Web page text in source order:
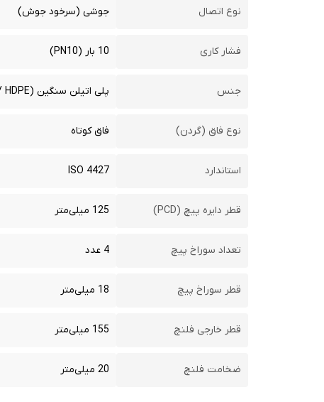
نوع اتصال جوشی (سرخود جوش)
فشار کاری 10 بار (PN10)
جنس پلی اتیلن سنگین (PE100 / HDPE)
نوع فاق (گردن) فاق کوتاه
استاندارد ISO 4427
قطر دایره پیچ (PCD) 125 میلی‌متر
تعداد سوراخ پیچ 4 عدد
قطر سوراخ پیچ 18 میلی‌متر
قطر خارجی فلنچ 155 میلی‌متر
ضخامت فلنچ 20 میلی‌متر